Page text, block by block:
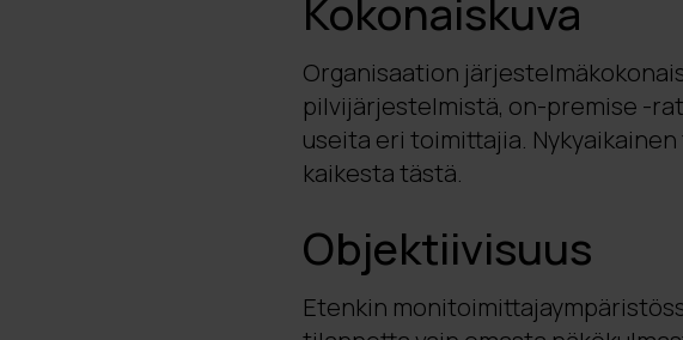
Kokonaiskuva
Organisaation
pilvijärjestelmistä, on-premise -
useita eri toimittajia.
kaikesta tästä.
Objektiivisuus
Etenkin